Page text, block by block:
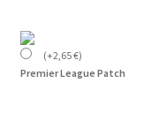
(+2,65€)
Premier League Patch